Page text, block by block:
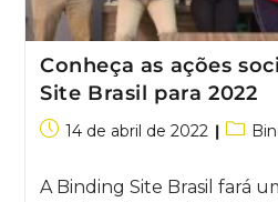
Conheça as ações
Site Brasil para 2022
14 de abril de 2022
A Binding Site Brasil fará